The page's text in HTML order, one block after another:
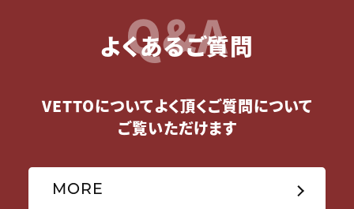
Q&A
よくあるご質問
VETTOについてよく頂くご質問について
ご覧いただけます
MORE